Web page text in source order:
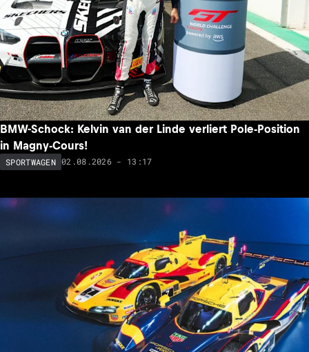
BMW-Schock: Kelvin van der Linde verliert Pole-Position
in Magny-Cours!
SPORTWAGEN 02.08.2026 - 13:17